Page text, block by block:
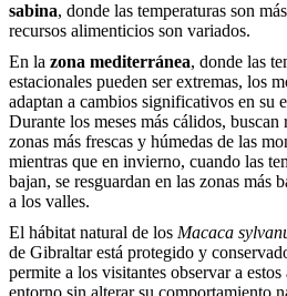
sabina, donde las temperaturas son
recursos alimenticios son variados.
En la zona mediterránea, donde las
estacionales pueden ser extremas, los
adaptan a cambios significativos en su
Durante los meses más cálidos, buscan
zonas más frescas y húmedas de las
mientras que en invierno, cuando las
bajan, se resguardan en las zonas más
a los valles.
El hábitat natural de los Macaca
de Gibraltar está protegido y
permite a los visitantes observar a estos